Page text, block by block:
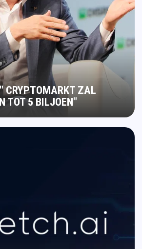
CRYPTOMARKT ZAL
TOT 5 BILJOEN"